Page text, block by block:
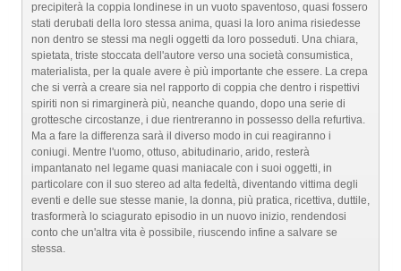
precipiterà la coppia londinese in un vuoto spaventoso, quasi fossero
stati derubati della loro stessa anima, quasi la loro anima risiedesse
non dentro se stessi ma negli oggetti da loro posseduti. Una chiara,
spietata, triste stoccata dell'autore verso una società consumistica,
materialista, per la quale avere è più importante che essere. La crepa
che si verrà a creare sia nel rapporto di coppia che dentro i rispettivi
spiriti non si rimarginerà più, neanche quando, dopo una serie di
grottesche circostanze, i due rientreranno in possesso della refurtiva.
Ma a fare la differenza sarà il diverso modo in cui reagiranno i
coniugi. Mentre l'uomo, ottuso, abitudinario, arido, resterà
impantanato nel legame quasi maniacale con i suoi oggetti, in
particolare con il suo stereo ad alta fedeltà, diventando vittima degli
eventi e delle sue stesse manie, la donna, più pratica, ricettiva, duttile,
trasformerà lo sciagurato episodio in un nuovo inizio, rendendosi
conto che un'altra vita è possibile, riuscendo infine a salvare se
stessa.